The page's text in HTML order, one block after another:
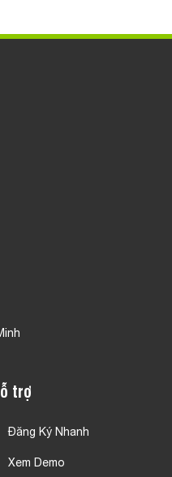
trợ
Đăng Ký Nhanh
Xem Demo